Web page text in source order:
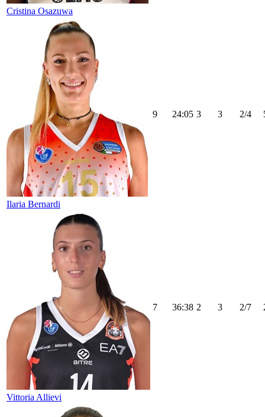
Cristina Osazuwa
Ilaria Bernardi
9 24:05 3 3 2/4
Vittoria Allievi
7 36:38 2 3 2/7